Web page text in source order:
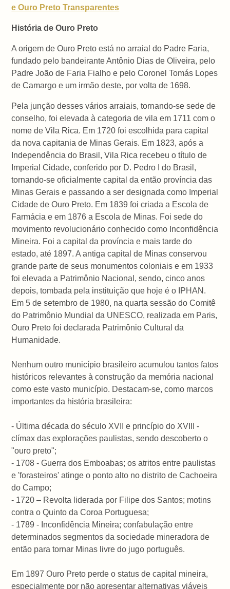
e Ouro Preto Transparentes
História de Ouro Preto
A origem de Ouro Preto está no arraial do Padre Faria,
fundado pelo bandeirante Antônio Dias de Oliveira, pelo
Padre João de Faria Fialho e pelo Coronel Tomás Lopes
de Camargo e um irmão deste, por volta de 1698.
Pela junção desses vários arraiais, tornando-se sede de
conselho, foi elevada à categoria de vila em 1711 com o
nome de Vila Rica. Em 1720 foi escolhida para capital
da nova capitania de Minas Gerais. Em 1823, após a
Independência do Brasil, Vila Rica recebeu o título de
Imperial Cidade, conferido por D. Pedro I do Brasil,
tornando-se oficialmente capital da então província das
Minas Gerais e passando a ser designada como Imperial
Cidade de Ouro Preto. Em 1839 foi criada a Escola de
Farmácia e em 1876 a Escola de Minas. Foi sede do
movimento revolucionário conhecido como Inconfidência
Mineira. Foi a capital da província e mais tarde do
estado, até 1897. A antiga capital de Minas conservou
grande parte de seus monumentos coloniais e em 1933
foi elevada a Patrimônio Nacional, sendo, cinco anos
depois, tombada pela instituição que hoje é o IPHAN.
Em 5 de setembro de 1980, na quarta sessão do Comitê
do Patrimônio Mundial da UNESCO, realizada em Paris,
Ouro Preto foi declarada Patrimônio Cultural da
Humanidade.
Nenhum outro município brasileiro acumulou tantos fatos
históricos relevantes à construção da memória nacional
como este vasto município. Destacam-se, como marcos
importantes da história brasileira:
- Última década do século XVII e princípio do XVIII -
clímax das explorações paulistas, sendo descoberto o
"ouro preto";
- 1708 - Guerra dos Emboabas; os atritos entre paulistas
e 'forasteiros' atinge o ponto alto no distrito de Cachoeira
do Campo;
- 1720 – Revolta liderada por Filipe dos Santos; motins
contra o Quinto da Coroa Portuguesa;
- 1789 - Inconfidência Mineira; confabulação entre
determinados segmentos da sociedade mineradora de
então para tornar Minas livre do jugo português.
Em 1897 Ouro Preto perde o status de capital mineira,
especialmente por não apresentar alternativas viáveis